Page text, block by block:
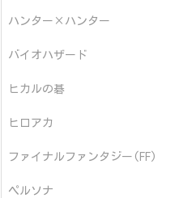
ハンター×ハンター
バイオハザード
ヒカルの碁
ヒロアカ
ファイナルファンタジー(FF)
ペルソナ